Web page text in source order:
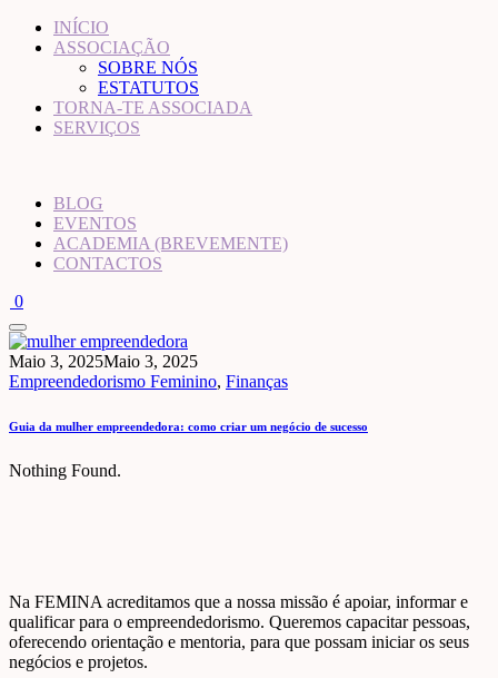
INÍCIO
ASSOCIAÇÃO
SOBRE NÓS
ESTATUTOS
TORNA-TE ASSOCIADA
SERVIÇOS
BLOG
EVENTOS
ACADEMIA (BREVEMENTE)
CONTACTOS
0
Maio 3, 2025Maio 3, 2025
Empreendedorismo Feminino, Finanças
Guia da mulher empreendedora: como criar um negócio de sucesso
Nothing Found.
Na FEMINA acreditamos que a nossa missão é apoiar, informar e
qualificar para o empreendedorismo. Queremos capacitar pessoas,
oferecendo orientação e mentoria, para que possam iniciar os seus
negócios e projetos.